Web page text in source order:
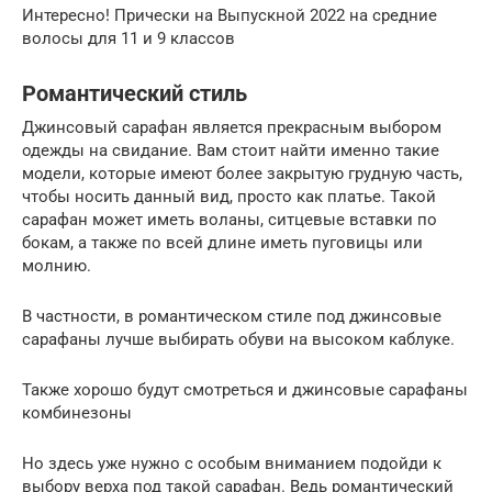
Интересно! Прически на Выпускной 2022 на средние
волосы для 11 и 9 классов
Романтический стиль
Джинсовый сарафан является прекрасным выбором
одежды на свидание. Вам стоит найти именно такие
модели, которые имеют более закрытую грудную часть,
чтобы носить данный вид, просто как платье. Такой
сарафан может иметь воланы, ситцевые вставки по
бокам, а также по всей длине иметь пуговицы или
молнию.
В частности, в романтическом стиле под джинсовые
сарафаны лучше выбирать обуви на высоком каблуке.
Также хорошо будут смотреться и джинсовые сарафаны
комбинезоны
Но здесь уже нужно с особым вниманием подойди к
выбору верха под такой сарафан. Ведь романтический